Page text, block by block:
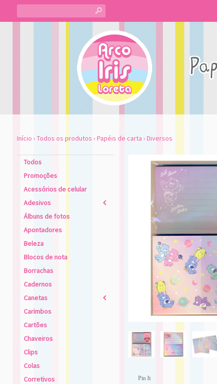
s
Início › Todos os produtos › Papéis de carta › Diversos
Todos
Promoções
Acessórios de celular
Adesivos
2
Álbuns de fotos
Apontadores
Beleza
Blocos de nota
Borrachas
Cadernos
Canetas
2
Carimbos
Cartões
Chaveiros
Clips
Colas
Corretivos
Pin It